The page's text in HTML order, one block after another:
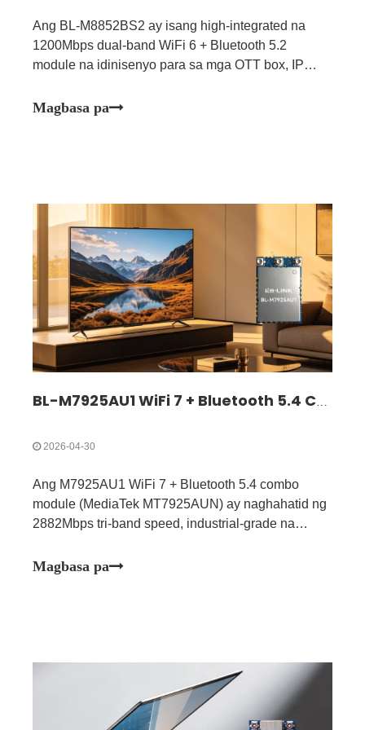
Ang BL-M8852BS2 ay isang high-integrated na
1200Mbps dual-band WiFi 6 + Bluetooth 5.2
module na idinisenyo para sa mga OTT box, IP
applications.
Magbasa pa
2026-04-30
Ang M7925AU1 WiFi 7 + Bluetooth 5.4 combo
module (MediaTek MT7925AUN) ay naghahatid ng
2882Mbps tri-band speed, industrial-grade na
TV, AGV at mga medikal na device.
Magbasa pa